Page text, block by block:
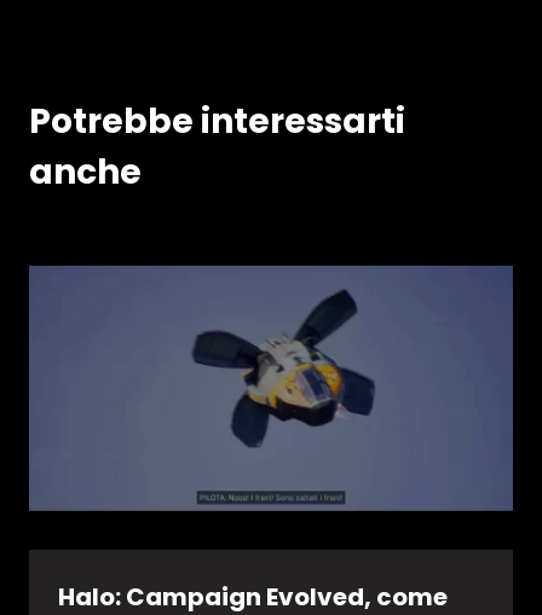
Potrebbe interessarti
anche
Halo: Campaign Evolved, come